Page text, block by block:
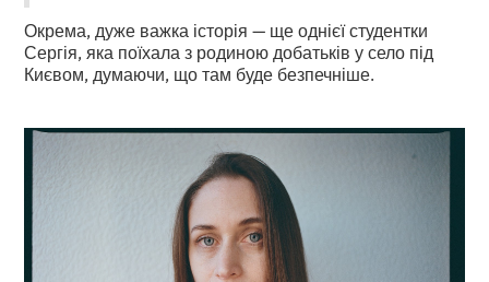
Окрема, дуже важка історія — ще однієї студентки
Сергія, яка поїхала з родиною добатьків у село під
Києвом, думаючи, що там буде безпечніше.